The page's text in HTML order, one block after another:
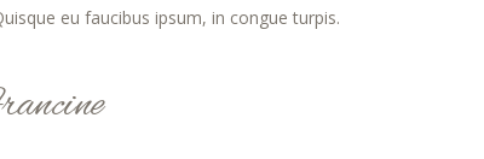
eu faucibus ipsum, in congue turpis.